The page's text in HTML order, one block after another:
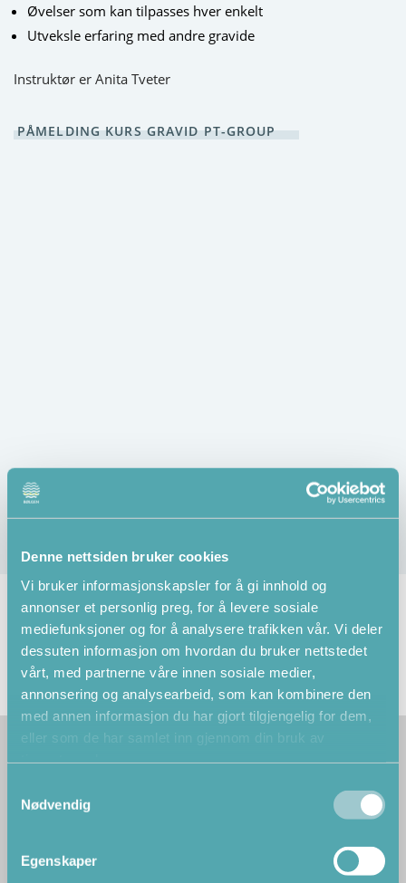
Denne nettsiden bruker cookies
Vi bruker informasjonskapsler for å gi innhold og
annonser et personlig preg, for å levere sosiale
mediefunksjoner og for å analysere trafikken vår. Vi deler
dessuten informasjon om hvordan du bruker nettstedet
vårt, med partnerne våre innen sosiale medier,
annonsering og analysearbeid, som kan kombinere den
med annen informasjon du har gjort tilgjengelig for dem,
eller som de har samlet inn gjennom din bruk av
Nødvendig
Egenskaper
Øvelser som kan tilpasses hver enkelt
Utveksle erfaring med andre gravide
Instruktør er Anita Tveter
PÅMELDING KURS GRAVID PT-GROUP
NB! Påmeldingen er bindende. Kun ved legeerklæring etter
alvorlig sykdom eller død i nærmeste familie kan betalt
plass sies opp, og gjenstående beløp minus et
administrasjonsgebyr på 300 kroner refunderes.